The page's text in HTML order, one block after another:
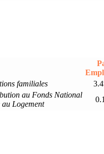
familiales
au Fonds National
au Logement